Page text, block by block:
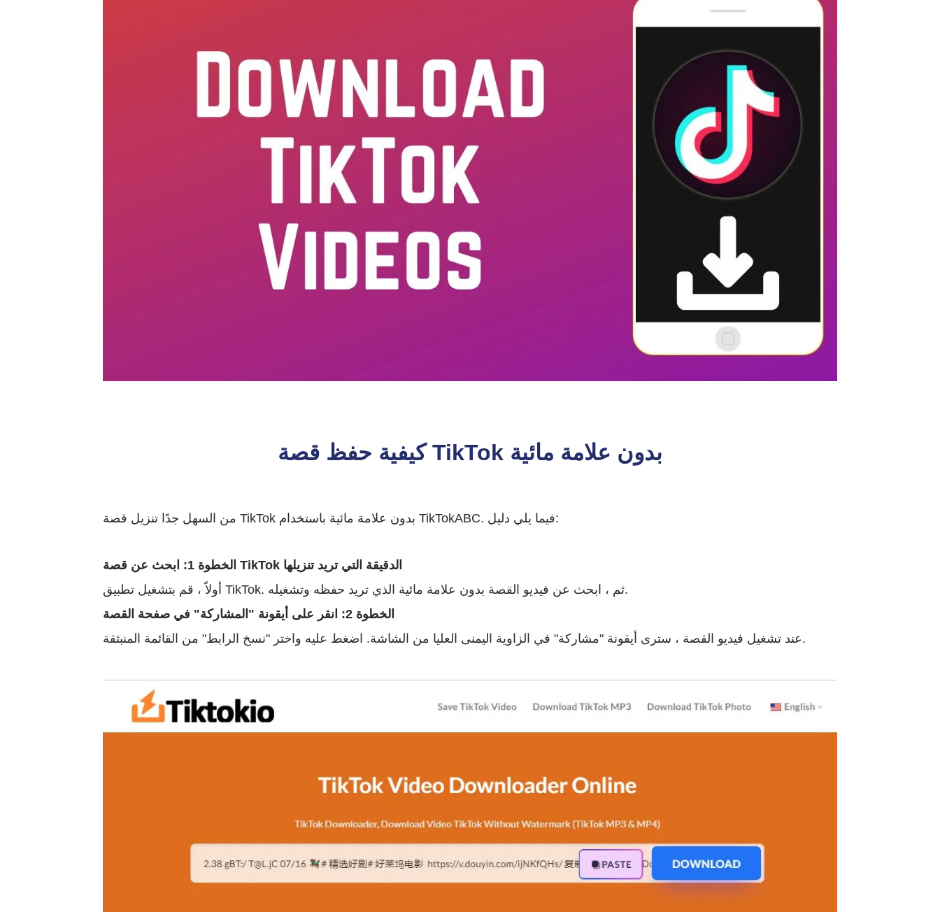
كيفية حفظ قصة TikTok بدون علامة مائية
من السهل جدًا تنزيل قصة TikTok بدون علامة مائية باستخدام TikTokABC. فيما يلي دليل:
الخطوة 1: ابحث عن قصة TikTok الدقيقة التي تريد تنزيلها
أولاً ، قم بتشغيل تطبيق TikTok. ثم ، ابحث عن فيديو القصة بدون علامة مائية الذي تريد حفظه وتشغيله.
الخطوة 2: انقر على أيقونة "المشاركة" في صفحة القصة
عند تشغيل فيديو القصة ، سترى أيقونة "مشاركة" في الزاوية اليمنى العليا من الشاشة. اضغط عليه واختر "نسخ الرابط" من القائمة المنبثقة.